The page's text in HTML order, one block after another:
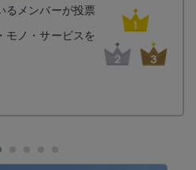
るメンバーが投票
モノ・サービスを